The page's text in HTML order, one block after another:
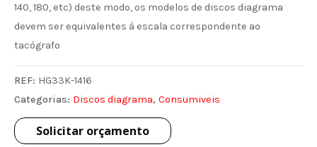
140, 180, etc) deste modo, os modelos de discos diagrama
devem ser equivalentes á escala correspondente ao
tacógrafo
REF: HG33K-1416
Categorias: Discos diagrama, Consumiveis
Solicitar orçamento